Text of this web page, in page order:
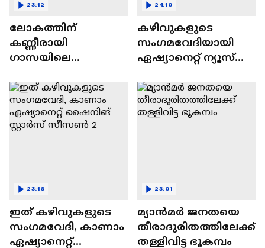
ലോകത്തിന്
കണ്ണീരായി
ഗാസയിലെ
കുഞ്ഞുങ്ങൾ
23:12
കഴിവുകളുടെ
സംഗമവേദിയായി
ഏഷ്യാനെറ്റ് ന്യൂസ്
സീസൺ 2
24:10
ഇത് കഴിവുകളുടെ
സംഗമവേദി, കാണാം
ഏഷ്യാനെറ്റ്
23:16
മ്യാൻമർ ജനതയെ
തീരാദുരിതത്തിലേക്ക്
തള്ളിവിട്ട ഭൂകമ്പം
23:01